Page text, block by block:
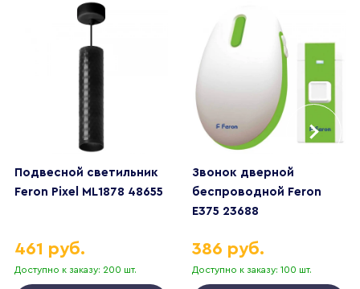
Подвесной светильник
Feron Pixel ML1878 48655
Доступно к заказу: 200 шт.
461 руб.
Звонок дверной
беспроводной Feron
E375 23688
Доступно к заказу: 100 шт.
386 руб.